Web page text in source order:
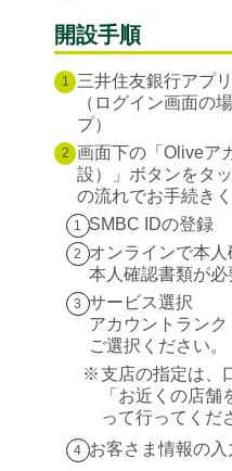
開設手順
1
三井住友銀行アプ
（ログイン画面の
プ）
2 画面下の「Oliveア
設）」ボタンをタ
の流れでお手続きく
1 SMBC IDの登録
2 オンラインで本人
本人確認書類が必
3 サービス選択
アカウントラン
ご選択ください。
※支店の指定は、
「お近くの店
って行ってくだ
4 お客さま情報の入